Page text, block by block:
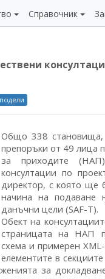
Справочник
Общо 338 становища,
препоръки от 49 лица
за приходите
консултации по
директор, с която ще
начина на подаване
данъчни цели (SAF-T).
Обект на
страницата на НАП
схема и примерен
елементите в
за